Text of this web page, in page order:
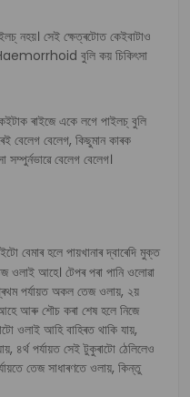
নহয়। সেই ক্ষেত্ৰটোত কেইবাটাও
Haemorrhoid বুলি কয় চিকিৎসা
ৰাইজে একে লগে পাইলচ্ বুলি
বেলেগ বেলেগ, কিছুমান কাৰক
বেলেগ বেলেগ।
হলে পায়খানাৰ দ্বাৰেদি মুক্ত
আহে। টেপৰ পৰা পানি ওলোৱা
প্ৰথম পৰ্যায়ত অকল তেজ ওলায়, ২য়
আৰু শৌচ কৰা শেষ হলে নিজে
ওলাই আহি বাহিৰত থাকি যায়,
৪ৰ্থ পৰ্যায়ত সেই টুকুৰাটো ঠেলিলেও
তেজ সাধাৰণতে ওলায়, কিন্তু